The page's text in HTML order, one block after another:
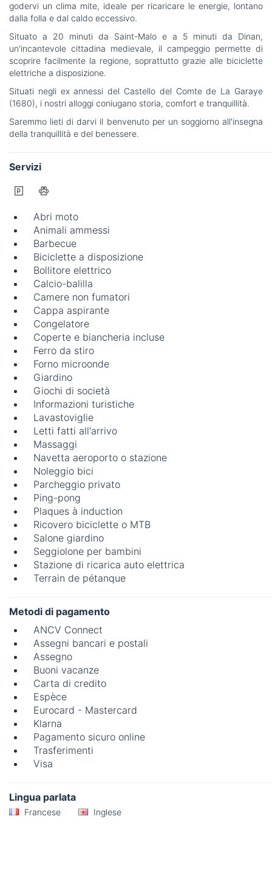
godervi un clima mite, ideale per ricaricare le energie, lontano
dalla folla e dal caldo eccessivo.
Situato a 20 minuti da Saint-Malo e a 5 minuti da Dinan,
un'incantevole cittadina medievale, il campeggio permette di
scoprire facilmente la regione, soprattutto grazie alle biciclette
elettriche a disposizione.
Situati negli ex annessi del Castello del Comte de La Garaye
(1680), i nostri alloggi coniugano storia, comfort e tranquillità.
Saremmo lieti di darvi il benvenuto per un soggiorno all'insegna
della tranquillità e del benessere.
Servizi
Abri moto
Animali ammessi
Barbecue
Biciclette a disposizione
Bollitore elettrico
Calcio-balilla
Camere non fumatori
Cappa aspirante
Congelatore
Coperte e biancheria incluse
Ferro da stiro
Forno microonde
Giardino
Giochi di società
Informazioni turistiche
Lavastoviglie
Letti fatti all'arrivo
Massaggi
Navetta aeroporto o stazione
Noleggio bici
Parcheggio privato
Ping-pong
Plaques à induction
Ricovero biciclette o MTB
Salone giardino
Seggiolone per bambini
Stazione di ricarica auto elettrica
Terrain de pétanque
Metodi di pagamento
ANCV Connect
Assegni bancari e postali
Assegno
Buoni vacanze
Carta di credito
Espèce
Eurocard - Mastercard
Klarna
Pagamento sicuro online
Trasferimenti
Visa
Lingua parlata
Francese Inglese